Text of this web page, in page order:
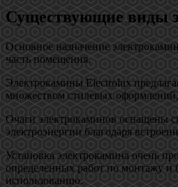
Существующие виды
Основное назначение
часть помещения.
Электрокамины Electrolux
множеством стилевых
Очаги электрокаминов оснащены
электроэнергии благодаря
Установка электрокамина очень
определенных работ по монтажу и
использованию.